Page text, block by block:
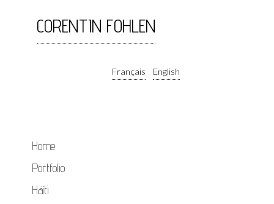
CORENTIN FOHLEN
Français English
Home
Portfolio
Haïti